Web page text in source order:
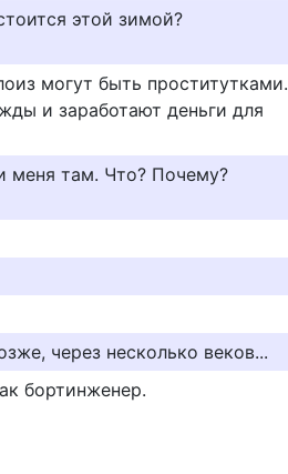
этой зимой?
могут быть проститутками.
и заработают деньги для
меня там. Что? Почему?
через несколько веков...
бортинженер.